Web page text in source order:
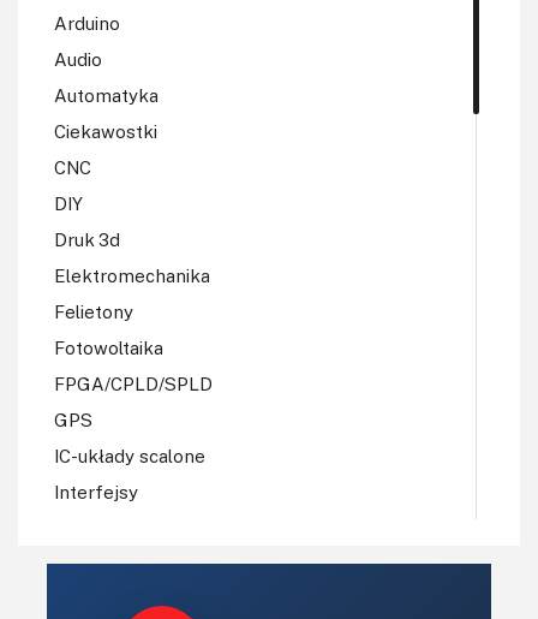
Arduino
Audio
Automatyka
Ciekawostki
CNC
DIY
Druk 3d
Elektromechanika
Felietony
Fotowoltaika
FPGA/CPLD/SPLD
GPS
IC-układy scalone
Interfejsy
Koła Naukowe